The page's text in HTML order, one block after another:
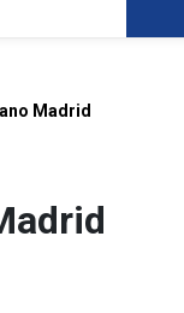
Madrid